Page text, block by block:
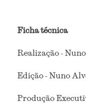
Ficha técnica
Realização -
Edição - Nuno
Produção